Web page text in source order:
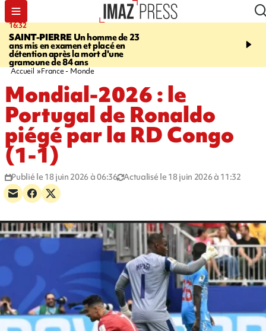
16:32
SAINT-PIERREUn homme de 23
ans mis en examen et placé en
détention après la mort d'une
gramoune de 84 ans
21:08
et Turquie scellent un
Accueil France - Monde
Mondial-2026 : le
Portugal de Ronaldo
piégé par la RD Congo
(1-1)
Publié le 18 juin 2026 à 06:36 Actualisé le 18 juin 2026 à 11:32